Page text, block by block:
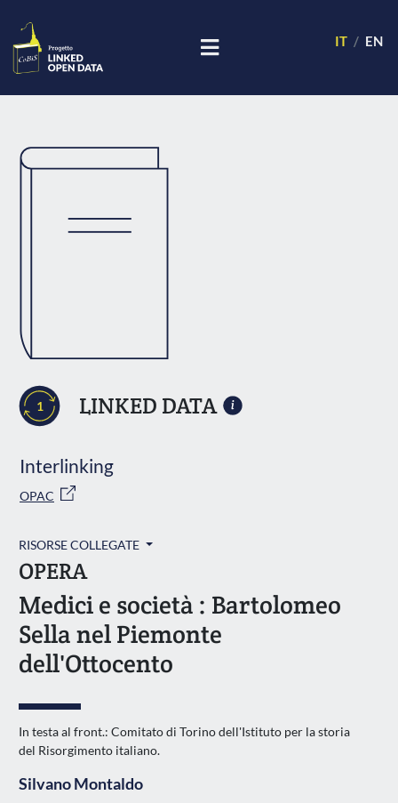
IT EN
1 LINKED DATA
Interlinking
OPAC
RISORSE COLLEGATE
OPERA
Medici e società : Bartolomeo
Sella nel Piemonte
dell'Ottocento
In testa al front.: Comitato di Torino dell'Istituto per la storia
del Risorgimento italiano.
Silvano Montaldo